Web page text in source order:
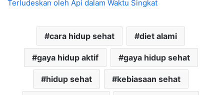
Terludeskan oleh Api dalam Waktu Singkat
cara hidup sehat diet alami
gaya hidup aktif gaya hidup sehat
hidup sehat kebiasaan sehat